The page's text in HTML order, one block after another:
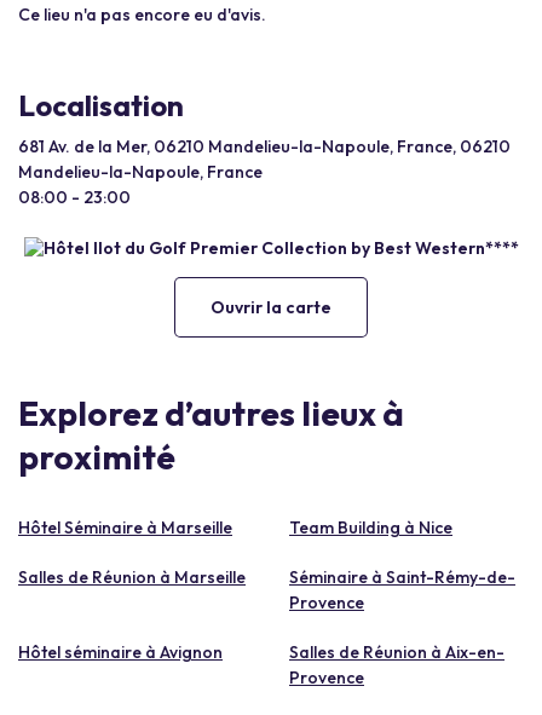
Ce lieu n'a pas encore eu d'avis.
Localisation
681 Av. de la Mer, 06210 Mandelieu-la-Napoule, France, 06210
Mandelieu-la-Napoule, France
08:00 - 23:00
Ouvrir la carte
Explorez d’autres lieux à
proximité
Hôtel Séminaire à Marseille Team Building à Nice
Salles de Réunion à Marseille
Séminaire à Saint-Rémy-de-
Provence
Hôtel séminaire à Avignon
Salles de Réunion à Aix-en-
Provence